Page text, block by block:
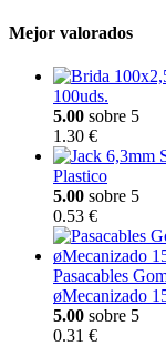
Mejor valorados
100uds.
5.00 sobre 5
1.30 €
Plastico
5.00 sobre 5
0.53 €
Pasacables
øMecanizado
5.00 sobre 5
0.31 €